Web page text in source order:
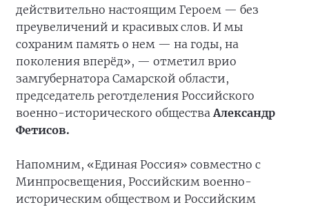
действительно настоящим Героем — без
преувеличений и красивых слов. И мы
сохраним память о нем — на годы, на
поколения вперёд», — отметил врио
замгубернатора Самарской области,
председатель реготделения Российского
военно-исторического обществаАлександр
Фетисов.
Напомним, «Единая Россия» совместно с
Минпросвещения, Российским военно-
историческим обществом и Российским